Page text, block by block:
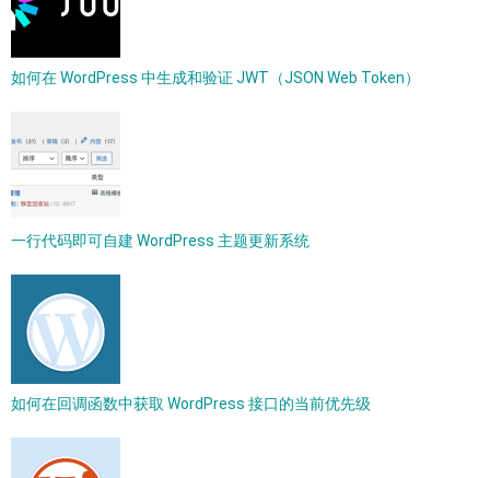
如何在 WordPress 中生成和验证 JWT（JSON Web Token）
一行代码即可自建 WordPress 主题更新系统
如何在回调函数中获取 WordPress 接口的当前优先级